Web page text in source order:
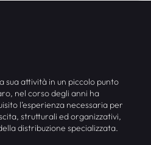
sua attività in un piccolo punto
nel corso degli anni ha
l’esperienza necessaria per
strutturali ed organizzativi,
distribuzione specializzata.